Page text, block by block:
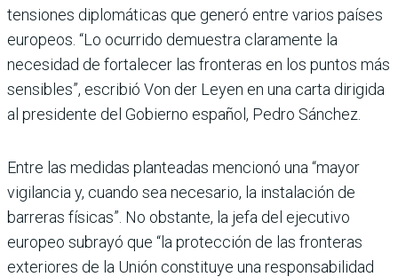
tensiones diplomáticas que generó entre varios países
europeos. “Lo ocurrido demuestra claramente la
necesidad de fortalecer las fronteras en los puntos más
sensibles”, escribió Von der Leyen en una carta dirigida
al presidente del Gobierno español, Pedro Sánchez.
Entre las medidas planteadas mencionó una “mayor
vigilancia y, cuando sea necesario, la instalación de
barreras físicas”. No obstante, la jefa del ejecutivo
europeo subrayó que “la protección de las fronteras
exteriores de la Unión constituye una responsabilidad